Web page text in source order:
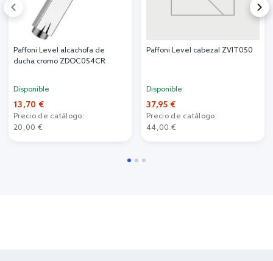
Paffoni Level alcachofa de
ducha cromo ZDOC054CR
Disponible
13,70 €
Precio de catálogo:
20,00 €
Paffoni Level cabezal ZVIT050
Disponible
37,95 €
Precio de catálogo:
44,00 €